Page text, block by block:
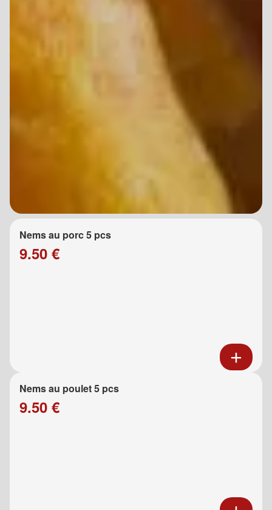
Nems au porc 5 pcs
9.50 €
Nems au poulet 5 pcs
9.50 €